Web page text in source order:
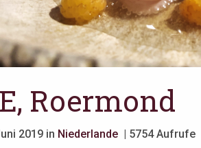
Roermond
2019 in Niederlande | 5754 Aufrufe